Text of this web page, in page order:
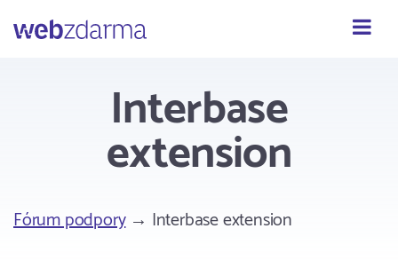
Webzdarma
Interbase
extension
Fórum podpory→ Interbase extension